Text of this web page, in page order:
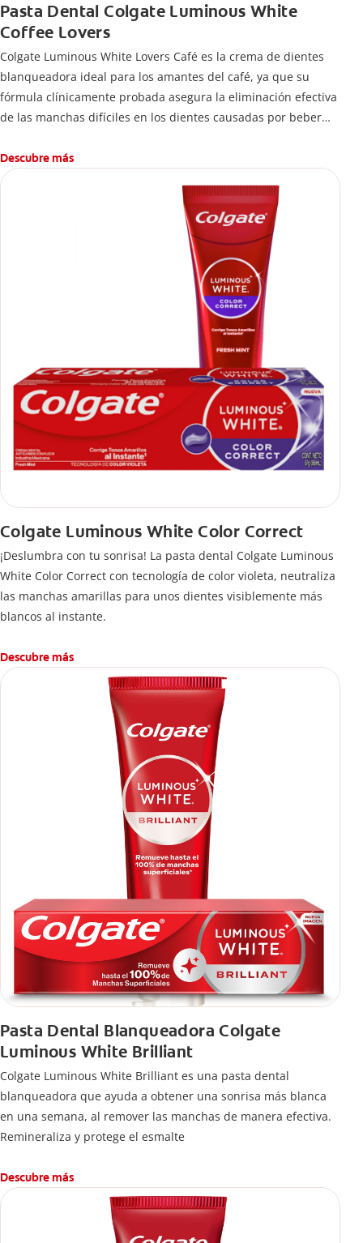
Pasta Dental Colgate Luminous White
Coffee Lovers
Colgate Luminous White Lovers Café es la crema de dientes
blanqueadora ideal para los amantes del café, ya que su
fórmula clínicamente probada asegura la eliminación efectiva
de las manchas difíciles en los dientes causadas por beber
Descubre más
Colgate Luminous White Color Correct
¡Deslumbra con tu sonrisa! La pasta dental Colgate Luminous
White Color Correct con tecnología de color violeta, neutraliza
las manchas amarillas para unos dientes visiblemente más
blancos al instante.
Descubre más
Pasta Dental Blanqueadora Colgate
Luminous White Brilliant
Colgate Luminous White Brilliant es una pasta dental
blanqueadora que ayuda a obtener una sonrisa más blanca
en una semana, al remover las manchas de manera efectiva.
Remineraliza y protege el esmalte
Descubre más